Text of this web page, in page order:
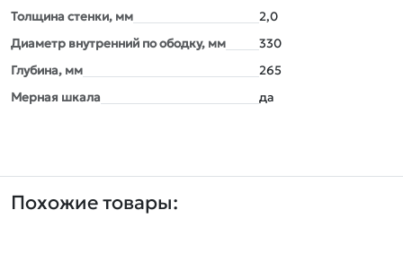
Толщина стенки, мм
2,0
Диаметр внутренний по ободку, мм
330
Глубина, мм
265
Мерная шкала
да
Похожие товары: